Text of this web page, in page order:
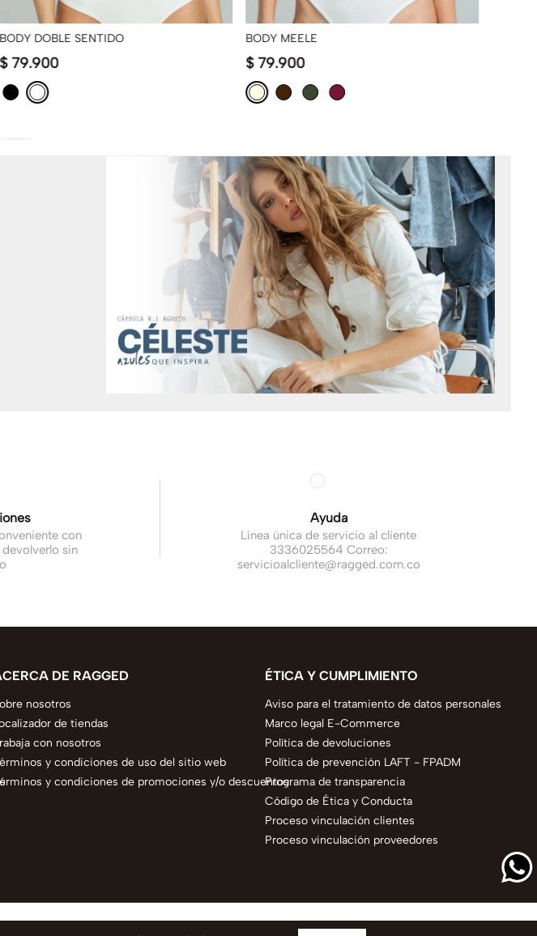
BODY DOBLE SENTIDO
$ 79.900
BODY MEELE
$ 79.900
con
sin
Ayuda
Línea única de servicio al cliente
3336025564 Correo:
servicioalcliente@ragged.com.co
DE RAGGED
nosotros
de tiendas
con nosotros
y condiciones de uso del sitio web
y condiciones de promociones y/o descuentos
ÉTICA Y CUMPLIMIENTO
Aviso para el tratamiento de datos personales
Marco legal E-Commerce
Política de devoluciones
Política de prevención LAFT - FPADM
Programa de transparencia
Código de Ética y Conducta
Proceso vinculación clientes
Proceso vinculación proveedores